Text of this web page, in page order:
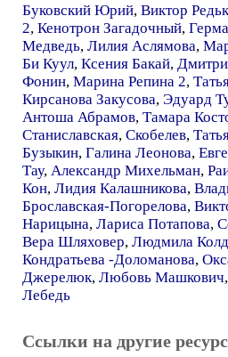
Буковский Юрий, Виктор
2, Кенотрон Загадочный,
Медведь, Лилия Аслямова,
Би Куул, Ксения Бакай,
Фонин, Марина Репина 2,
Кирсанова Закусова, Эдуард
Антоша Абрамов, Тамара
Станиславская, Скобелев,
Бузыкин, Галина Леонова,
Тау, Александр Михельман,
Кон, Лидия Калашникова,
Брославская-Погорелова,
Нарицына, Лариса Потапова,
Вера Шляховер, Людмила
Кондратьева -Доломанова,
Джерелюк, Любовь Машкович,
Лебедь
Ссылки на другие